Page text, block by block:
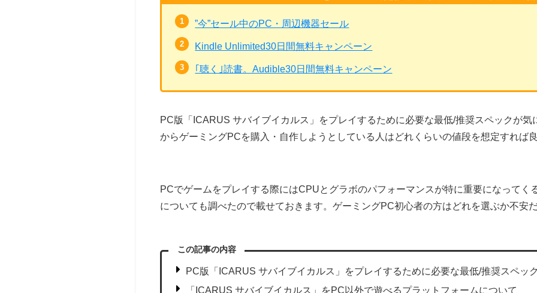
”今”セール中のPC・周辺機器セール
Kindle Unlimited30日間無料キャンペーン
｢聴く｣読書。Audible30日間無料キャンペーン
PC版「ICARUS サバイブイカルス」をプレイするために必要な最低/推奨スペックが
からゲーミングPCを購入・自作しようとしている人はどれくらいの値段を想定すれば
PCでゲームをプレイする際にはCPUとグラボのパフォーマンスが特に重要になってく
についても調べたので載せておきます。ゲーミングPC初心者の方はどれを選ぶか不安
この記事の内容
PC版「ICARUS サバイブイカルス」をプレイするために必要な最低/推奨スペッ
「ICARUS サバイブイカルス」をPC以外で遊べるプラットフォームについて